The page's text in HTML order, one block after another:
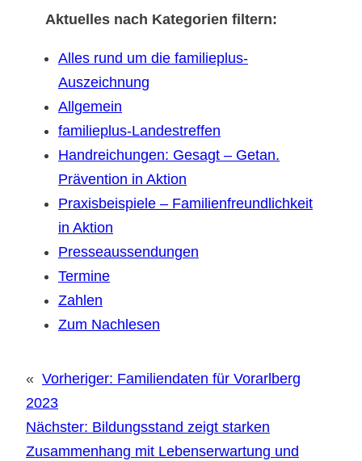
Aktuelles nach Kategorien filtern:
Alles rund um die familieplus-
Auszeichnung
Allgemein
familieplus-Landestreffen
Handreichungen: Gesagt – Getan.
Prävention in Aktion
Praxisbeispiele – Familienfreundlichkeit
in Aktion
Presseaussendungen
Termine
Zahlen
Zum Nachlesen
« Vorheriger: Familiendaten für Vorarlberg
2023
Nächster: Bildungsstand zeigt starken
Zusammenhang mit Lebenserwartung und